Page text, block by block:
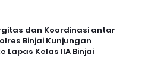
dan Koordinasi antar
Binjai Kunjungan
Lapas Kelas IIA Binjai